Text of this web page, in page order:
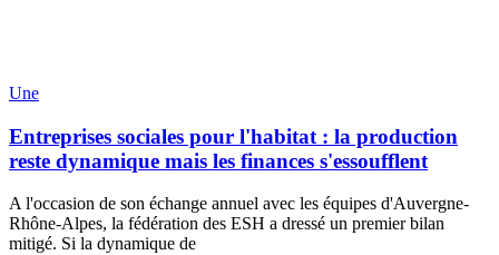
Une
Entreprises sociales pour l'habitat : la production
reste dynamique mais les finances s'essoufflent
A l'occasion de son échange annuel avec les équipes d'Auvergne-
Rhône-Alpes, la fédération des ESH a dressé un premier bilan
mitigé. Si la dynamique de